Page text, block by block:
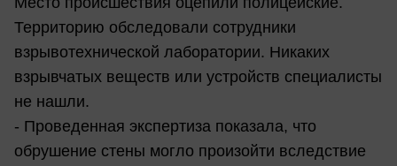
Территорию обследовали сотрудники
взрывотехнической лаборатории. Никаких
взрывчатых веществ или устройств специалисты
не нашли.
- Проведенная экспертиза показала, что
обрушение стены могло произойти вследствие